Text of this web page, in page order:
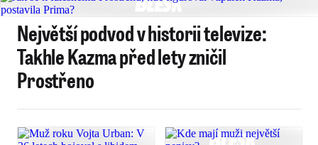
Největší podvod v historii televize:
Takhle Kazma před lety zničil
Prostřeno